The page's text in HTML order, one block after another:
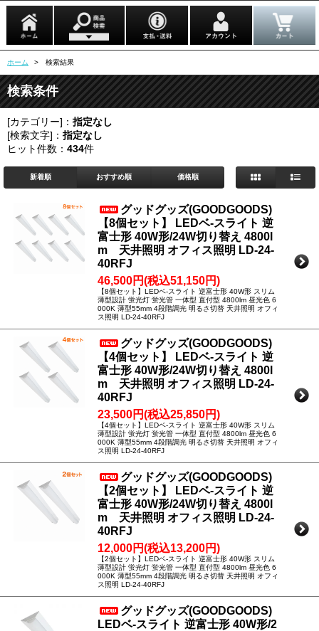
ホーム > 検索結果
検索条件
[カテゴリー]： 指定なし
[検索文字]： 指定なし
ヒット件数： 434件
新着順 おすすめ順 価格順
グッドグッズ(GOODGOODS)
【8個セット】 LEDベ-スライト 逆
富士形 40W形/24W切り替え 4800l
m 天井照明 オフィス照明 LD-24-
40RFJ
46,500円(税込51,150円)
【8個セット】LEDベ-スライト 逆富士形 40W形 スリム
薄型設計 蛍光灯 蛍光管 一体型 直付型 4800lm 昼光色 6
000K 薄型55mm 4段階調光 明るさ切替 天井照明 オフィ
ス照明 LD-24-40RFJ
グッドグッズ(GOODGOODS)
【4個セット】 LEDベ-スライト 逆
富士形 40W形/24W切り替え 4800l
m 天井照明 オフィス照明 LD-24-
40RFJ
23,500円(税込25,850円)
【4個セット】LEDベ-スライト 逆富士形 40W形 スリム
薄型設計 蛍光灯 蛍光管 一体型 直付型 4800lm 昼光色 6
000K 薄型55mm 4段階調光 明るさ切替 天井照明 オフィ
ス照明 LD-24-40RFJ
グッドグッズ(GOODGOODS)
【2個セット】 LEDベ-スライト 逆
富士形 40W形/24W切り替え 4800l
m 天井照明 オフィス照明 LD-24-
40RFJ
12,000円(税込13,200円)
【2個セット】LEDベ-スライト 逆富士形 40W形 スリム
薄型設計 蛍光灯 蛍光管 一体型 直付型 4800lm 昼光色 6
000K 薄型55mm 4段階調光 明るさ切替 天井照明 オフィ
ス照明 LD-24-40RFJ
グッドグッズ(GOODGOODS)
LEDベ-スライト 逆富士形 40W形/2